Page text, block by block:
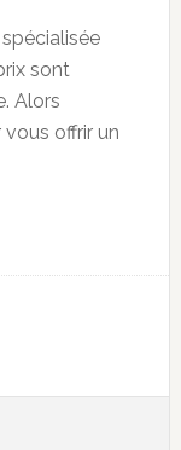
sont
Alors
offrir un